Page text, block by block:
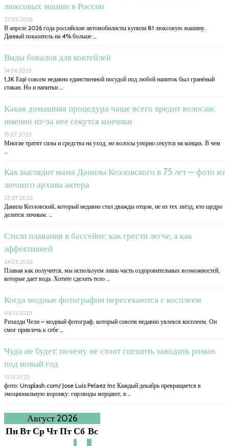
люксовых машин в России
23.05.2026
В апреле 2026 года российские автомобилисты купили 81 люксовую машину.
Данный показатель на 4% больше …
Виды бокалов для коктейлей
14.06.2025
1,3K Ещё совсем недавно единственной посудой под любой напиток был гранёный
стакан. Но и напитки …
Какая домашняя процедура чаще всего вредит волосам:
именно из-за нее секутся кончики
15.07.2025
Многие тратят силы и средства на уход, но волосы упорно секутся на концах. В чем
Как выглядит мама Данилы Козловского в 75 лет — фото из
личного архива актера
25.07.2026
Данила Козловский, который недавно стал дважды отцом, не из тех звёзд, кто щедро
делится личным. …
Стили плавания в бассейне: как грести легче, а как
эффективней
24.05.2026
Плавая как получится, мы используем лишь часть оздоровительных возможностей,
которые дает вода. Хотите сделать тело …
Когда модные фотографии пересекаются с косплеем
08.12.2025
Ризалди Чели – модный фотограф, который совсем недавно увлекся косплеем. Он
смог привлечь к себе …
Чуда не будет: почему не стоит спешить заводить роман
под новый год
13.12.2025
фото: Unsplash.com/ Jose Luis Pelaez Inc Каждый декабрь превращается в
эмоциональную воронку: гирлянды мерцают, в …
Август 2026
ПнВтСрЧтПтСб Вс